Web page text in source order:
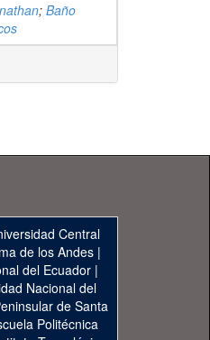
; Baño
Central
de los Andes|
del Ecuador|
Nacional del
de Santa
Politécnica